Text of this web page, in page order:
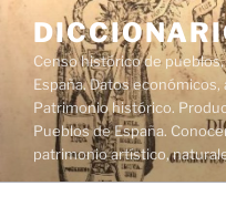
contenido
Censo histórico de
España. Datos
Patrimonio histórico.
Pueblos de España.
patrimonio artístico,